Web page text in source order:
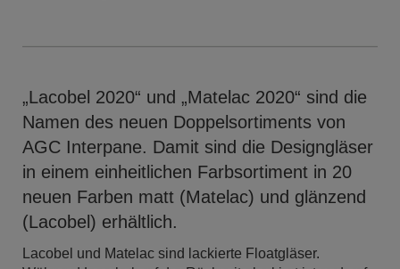
„Lacobel 2020“ und „Matelac 2020“ sind die
Namen des neuen Doppelsortiments von
AGC Interpane. Damit sind die Designgläser
in einem einheitlichen Farbsortiment in 20
neuen Farben matt (Matelac) und glänzend
(Lacobel) erhältlich.
Lacobel und Matelac sind lackierte Floatgläser.